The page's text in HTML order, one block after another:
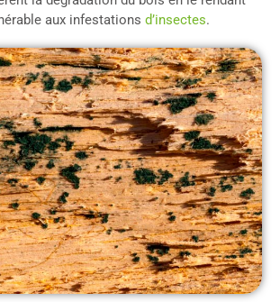
aux infestations d’insectes.